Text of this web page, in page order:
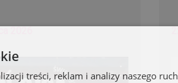
treści, reklam i analizy naszego